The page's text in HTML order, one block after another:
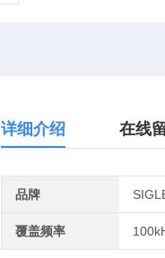
详细介绍 在线
品牌
覆盖频率